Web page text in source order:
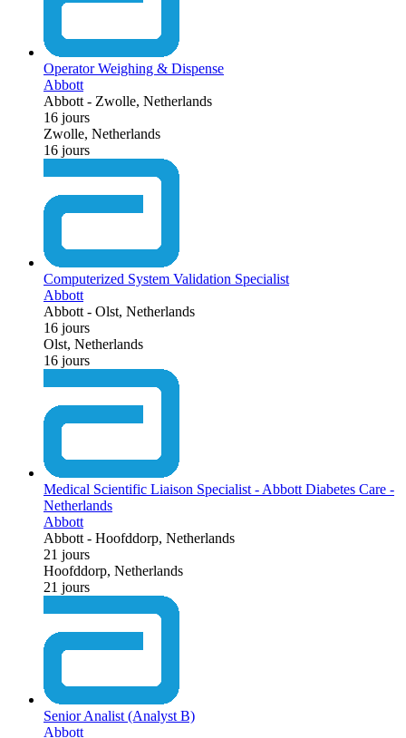
Operator Weighing & Dispense
Abbott
Abbott - Zwolle, Netherlands
16 jours
Zwolle, Netherlands
16 jours
Computerized System Validation Specialist
Abbott
Abbott - Olst, Netherlands
16 jours
Olst, Netherlands
16 jours
Medical Scientific Liaison Specialist - Abbott Diabetes Care -
Netherlands
Abbott
Abbott - Hoofddorp, Netherlands
21 jours
Hoofddorp, Netherlands
21 jours
Senior Analist (Analyst B)
Abbott